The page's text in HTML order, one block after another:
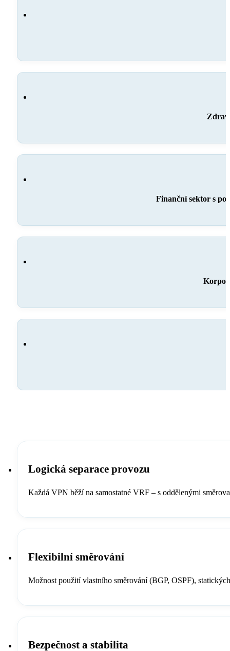
Finanční sektor s
Logická separace provozu
Každá VPN běží na samostatné VRF – s oddělenými
Flexibilní směrování
Možnost použití vlastního směrování (BGP, OSPF),
Bezpečnost a stabilita